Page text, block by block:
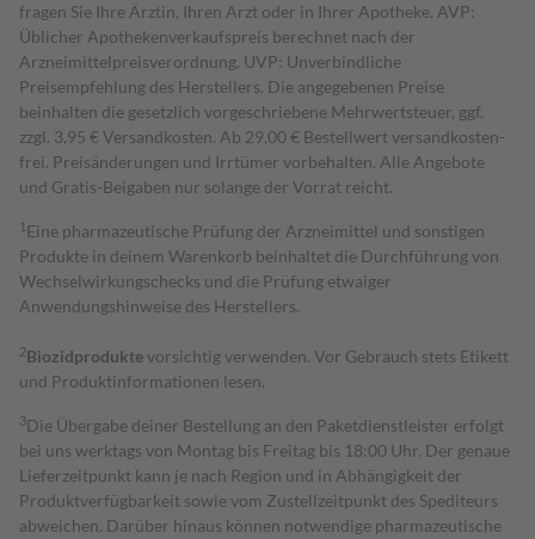
fragen Sie Ihre Ärztin, Ihren Arzt oder in Ihrer Apotheke. AVP:
Üblicher Apothekenverkaufspreis berechnet nach der
Arzneimittelpreisverordnung. UVP: Unverbindliche
Preisempfehlung des Herstellers. Die angegebenen Preise
beinhalten die gesetzlich vorgeschriebene Mehrwertsteuer, ggf.
zzgl. 3,95 € Versandkosten. Ab 29,00 € Bestell­wert versand­kosten­
frei. Preisänderungen und Irrtümer vorbehalten. Alle Angebote
und Gratis-Beigaben nur solange der Vorrat reicht.
1 Eine pharmazeutische Prüfung der Arzneimittel und sonstigen
Produkte in deinem Warenkorb beinhaltet die Durchführung von
Wechselwirkungschecks und die Prüfung etwaiger
Anwendungshinweise des Herstellers.
2Biozidproduktevorsichtig verwenden. Vor Gebrauch stets Etikett
und Produktinformationen lesen.
3Die Übergabe deiner Bestellung an den Paketdienstleister erfolgt
bei uns werktags von Montag bis Freitag bis 18:00 Uhr. Der genaue
Lieferzeitpunkt kann je nach Region und in Abhängigkeit der
Produktverfügbarkeit sowie vom Zustellzeitpunkt des Spediteurs
abweichen. Darüber hinaus können notwendige pharmazeutische